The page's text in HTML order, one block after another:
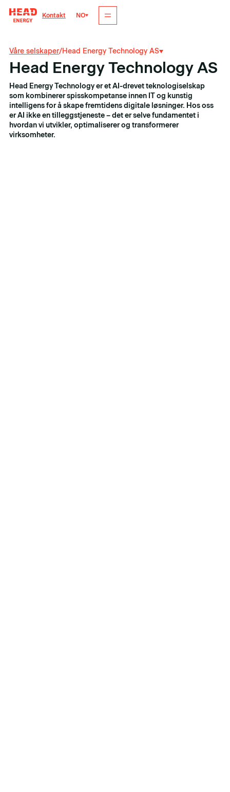
Kontakt NO
Våre selskaper/Head Energy Technology AS
Head Energy Technology AS
Head Energy Technology er et AI-drevet teknologiselskap
som kombinerer spisskompetanse innen IT og kunstig
intelligens for å skape fremtidens digitale løsninger. Hos oss
er AI ikke en tilleggstjeneste – det er selve fundamentet i
hvordan vi utvikler, optimaliserer og transformerer
virksomheter.